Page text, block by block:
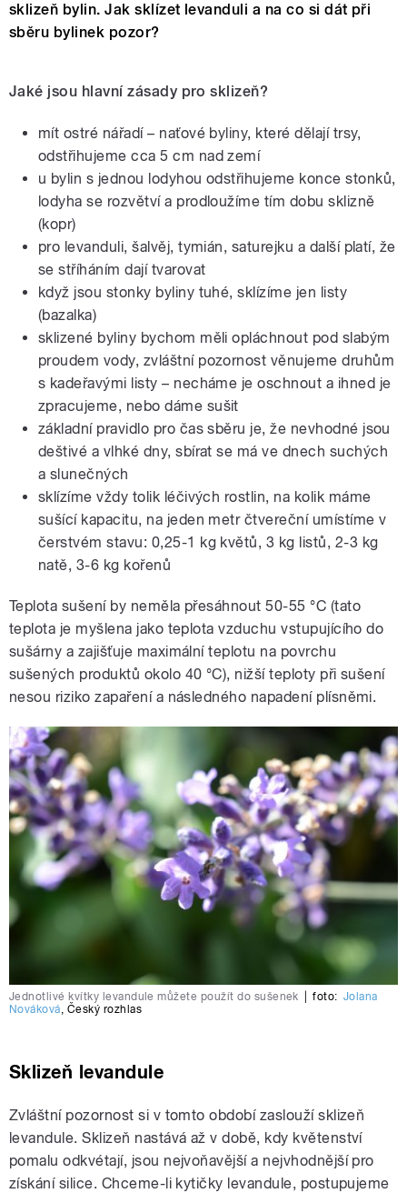
sklizeň bylin. Jak sklízet levanduli a na co si dát při
sběru bylinek pozor?
Jaké jsou hlavní zásady pro sklizeň?
mít ostré nářadí – naťové byliny, které dělají trsy,
odstřihujeme cca 5 cm nad zemí
u bylin s jednou lodyhou odstřihujeme konce stonků,
lodyha se rozvětví a prodloužíme tím dobu sklizně
(kopr)
pro levanduli, šalvěj, tymián, saturejku a další platí, že
se stříháním dají tvarovat
když jsou stonky byliny tuhé, sklízíme jen listy
(bazalka)
sklizené byliny bychom měli opláchnout pod slabým
proudem vody, zvláštní pozornost věnujeme druhům
s kadeřavými listy – necháme je oschnout a ihned je
zpracujeme, nebo dáme sušit
základní pravidlo pro čas sběru je, že nevhodné jsou
deštivé a vlhké dny, sbírat se má ve dnech suchých
a slunečných
sklízíme vždy tolik léčivých rostlin, na kolik máme
sušící kapacitu, na jeden metr čtvereční umístíme v
čerstvém stavu: 0,25-1 kg květů, 3 kg listů, 2-3 kg
natě, 3-6 kg kořenů
Teplota sušení by neměla přesáhnout 50-55 °C (tato
teplota je myšlena jako teplota vzduchu vstupujícího do
sušárny a zajišťuje maximální teplotu na povrchu
sušených produktů okolo 40 °C), nižší teploty při sušení
nesou riziko zapaření a následného napadení plísněmi.
Jednotlivé kvítky levandule můžete použít do sušenek foto: Jolana
Nováková Český rozhlas
Sklizeň levandule
Zvláštní pozornost si v tomto období zaslouží sklizeň
levandule. Sklizeň nastává až v době, kdy květenství
pomalu odkvétají, jsou nejvoňavější a nejvhodnější pro
získání silice. Chceme-li kytičky levandule, postupujeme